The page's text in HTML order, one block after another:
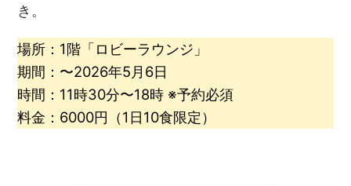
き。
場所：1階「ロビーラウンジ」
期間：〜2026年5月6日
時間：11時30分〜18時 ※予約必須
料金：6000円（1日10食限定）